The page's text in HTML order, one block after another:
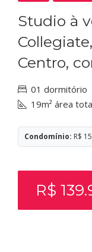
Studio à
Centro,
01 dormitório
19m² área
Condomínio: R$
R$